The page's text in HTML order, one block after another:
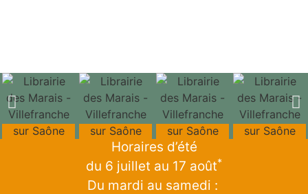
Horaires d’été
du 6 juillet au 17 août*
Du mardi au samedi :